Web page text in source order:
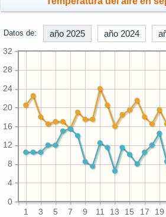
Datos de: año 2025 año 2024
1 3 5 7 9 11 13 15 17 19
0
4
8
12
16
20
24
28
32